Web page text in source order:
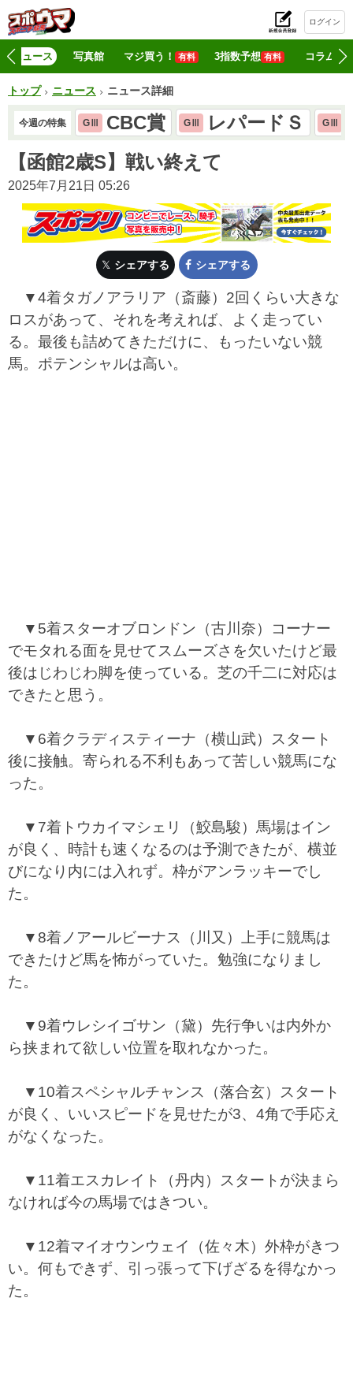
ログイン
ニュース 写真館 マジ買う！ 有料 3指数予想 有料 コラム
トップ ニュース ニュース詳細
今週の特集 GⅢ CBC賞 GⅢ レパードＳ GⅢ
【函館2歳S】戦い終えて
2025年7月21日 05:26
シェアする シェアする
▼4着タガノアラリア（斎藤）2回くらい大きな
ロスがあって、それを考えれば、よく走ってい
る。最後も詰めてきただけに、もったいない競
馬。ポテンシャルは高い。
▼5着スターオブロンドン（古川奈）コーナー
でモタれる面を見せてスムーズさを欠いたけど最
後はじわじわ脚を使っている。芝の千二に対応は
できたと思う。
▼6着クラディスティーナ（横山武）スタート
後に接触。寄られる不利もあって苦しい競馬にな
った。
▼7着トウカイマシェリ（鮫島駿）馬場はイン
が良く、時計も速くなるのは予測できたが、横並
びになり内には入れず。枠がアンラッキーでし
た。
▼8着ノアールビーナス（川又）上手に競馬は
できたけど馬を怖がっていた。勉強になりまし
た。
▼9着ウレシイゴサン（黛）先行争いは内外か
ら挟まれて欲しい位置を取れなかった。
▼10着スペシャルチャンス（落合玄）スタート
が良く、いいスピードを見せたが3、4角で手応え
がなくなった。
▼11着エスカレイト（丹内）スタートが決まら
なければ今の馬場ではきつい。
▼12着マイオウンウェイ（佐々木）外枠がきつ
い。何もできず、引っ張って下げざるを得なかっ
た。